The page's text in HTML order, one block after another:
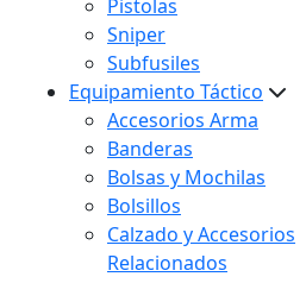
Pistolas
Sniper
Subfusiles
Equipamiento Táctico
Accesorios Arma
Banderas
Bolsas y Mochilas
Bolsillos
Calzado y Accesorios
Relacionados